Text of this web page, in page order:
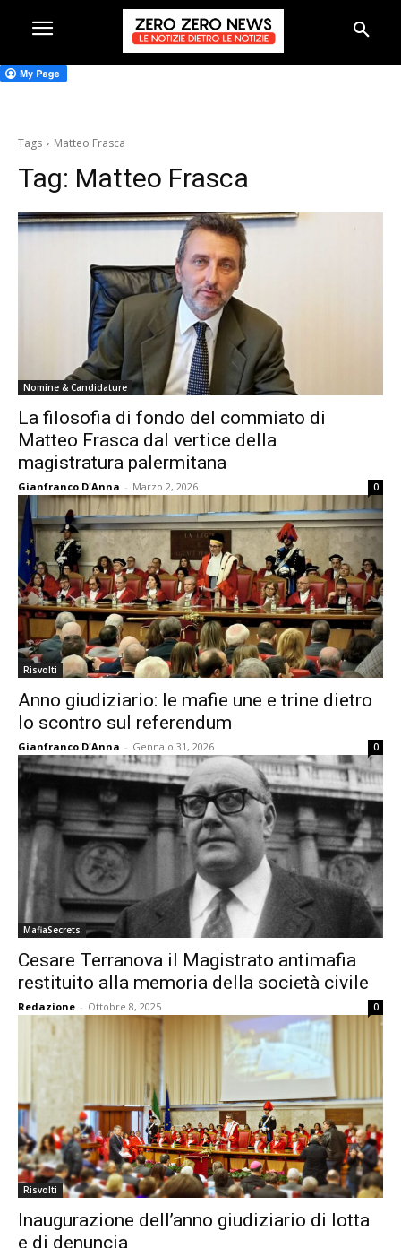
Tags Matteo Frasca
Tag: Matteo Frasca
Nomine & Candidature
La filosofia di fondo del commiato di
Matteo Frasca dal vertice della
magistratura palermitana
Gianfranco D'Anna - Marzo 2, 2026 0
Risvolti
Anno giudiziario: le mafie une e trine dietro
lo scontro sul referendum
Gianfranco D'Anna - Gennaio 31, 2026 0
MafiaSecrets
Cesare Terranova il Magistrato antimafia
restituito alla memoria della società civile
Redazione - Ottobre 8, 2025 0
Risvolti
Inaugurazione dell’anno giudiziario di lotta
e di denuncia